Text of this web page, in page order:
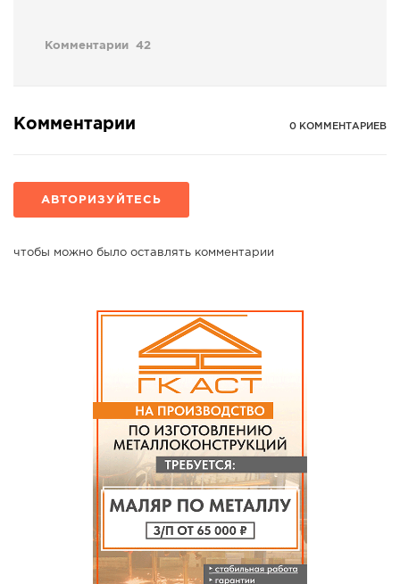
Комментарии 42
Комментарии 0 КОММЕНТАРИЕВ
АВТОРИЗУЙТЕСЬ
чтобы можно было оставлять комментарии